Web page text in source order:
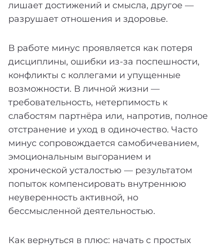
лишает достижений и смысла, другое —
разрушает отношения и здоровье.
В работе минус проявляется как потеря
дисциплины, ошибки из-за поспешности,
конфликты с коллегами и упущенные
возможности. В личной жизни —
требовательность, нетерпимость к
слабостям партнёра или, напротив, полное
отстранение и уход в одиночество. Часто
минус сопровождается самобичеванием,
эмоциональным выгоранием и
хронической усталостью — результатом
попыток компенсировать внутреннюю
неуверенность активной, но
бессмысленной деятельностью.
Как вернуться в плюс: начать с простых